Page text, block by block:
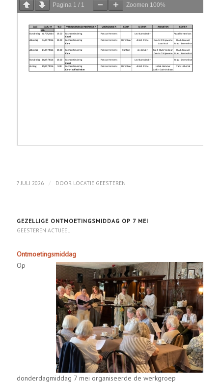
Pagina 1 / 1 Zoomen 100%
7 JULI 2026 / DOOR LOCATIE GEESTEREN
GEZELLIGE ONTMOETINGSMIDDAG OP 7 MEI
GEESTEREN ACTUEEL
Ontmoetingsmiddag
Op
donderdagmiddag 7 mei organiseerde de werkgroep